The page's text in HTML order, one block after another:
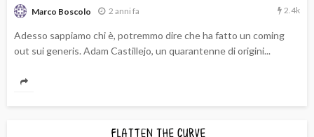
Marco Boscolo 2 anni fa 2.4k
Adesso sappiamo chi è, potremmo dire che ha fatto un coming
out sui generis. Adam Castillejo, un quarantenne di origini...